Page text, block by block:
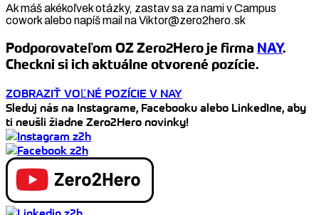
Ak máš akékoľvek otázky, zastav sa za nami v Campus
cowork alebo napíš mail na Viktor@zero2hero.sk
Podporovateľom OZ Zero2Hero je firma NAY.
Checkni si ich aktuálne otvorené pozície.
ZOBRAZIŤ VOĽNÉ POZÍCIE V NAY
Sleduj nás na Instagrame, Facebooku alebo LinkedIne, aby
ti neušli žiadne Zero2Hero novinky!